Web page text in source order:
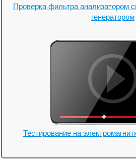
Проверка фильтра анализатором
генератором
Тестирование на